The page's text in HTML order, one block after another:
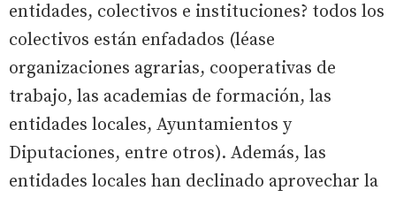
entidades, colectivos e instituciones? todos los
colectivos están enfadados (léase
organizaciones agrarias, cooperativas de
trabajo, las academias de formación, las
entidades locales, Ayuntamientos y
Diputaciones, entre otros). Además, las
entidades locales han declinado aprovechar la